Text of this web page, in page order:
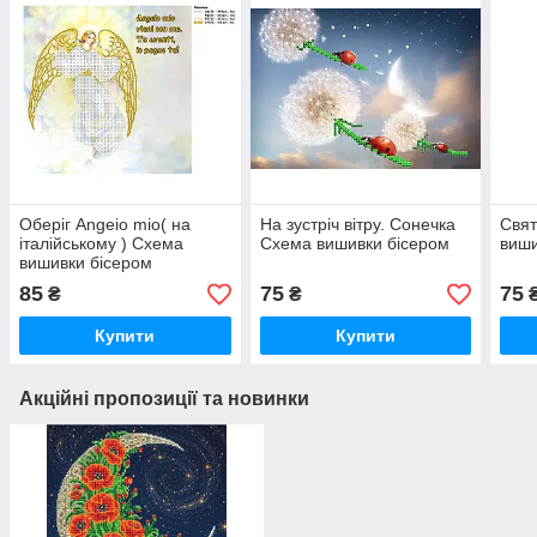
Оберіг Angeio mio( на
італійському ) Схема
вишивки бісером
85 ₴
Купити
На зустріч вітру. Сонечка
Схема вишивки бісером
75₴
Купити
75
Акційні пропозиції та новинки